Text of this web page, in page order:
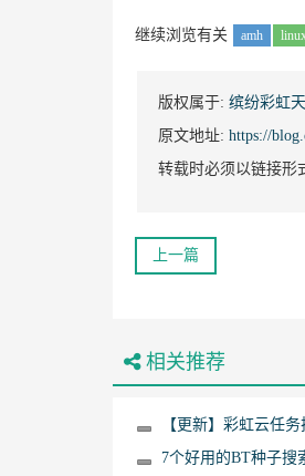
继续浏览有关 amh
版权属于: 缤纷彩虹
原文地址: https://
转载时必须以链接形
上一篇
相关推荐
【更新】彩虹云任
7个好用的BT种子搜